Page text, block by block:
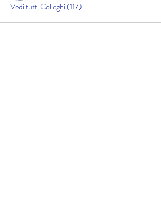
Vedi tutti Colleghi (117)